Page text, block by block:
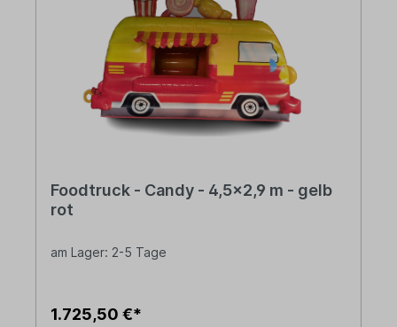
Foodtruck - Candy - 4,5x2,9 m - gelb
rot
am Lager: 2-5 Tage
1.725,50 €*